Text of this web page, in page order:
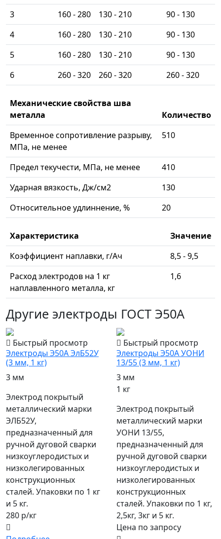
3
160 - 280 130 - 210
90 - 130
4
160 - 280 130 - 210
90 - 130
5
160 - 280 130 - 210
90 - 130
6
260 - 320 260 - 320 260 - 320
Механические свойства шва
металла
Количество
Временное сопротивление разрыву,
МПа, не менее
510
Предел текучести, МПа, не менее
410
Ударная вязкость, Дж/см2
130
Относительное удлиннение, %
20
Характеристика
Значение
Коэффициент наплавки, г/Ач
8,5 - 9,5
Расход электродов на 1 кг
наплавленного металла, кг
1,6
Другие электроды ГОСТ Э50А
Быстрый просмотр
Электроды Э50А ЭлБ52У
(3 мм, 1 кг)
3 мм
Электрод покрытый
металлический марки
ЭЛБ52У,
предназначенный для
ручной дуговой сварки
низкоуглеродистых и
низколегированных
конструкционных
сталей. Упаковки по 1 кг
и 5 кг.
280 р/кг
Быстрый просмотр
Электроды Э50А УОНИ
13/55 (3 мм, 1 кг)
3 мм
1 кг
Электрод покрытый
металлический марки
УОНИ 13/55,
предназначенный для
ручной дуговой сварки
низкоуглеродистых и
низколегированных
конструкционных
сталей. Упаковки по 1 кг,
2,5кг, 3кг и 5 кг.
Цена по запросу